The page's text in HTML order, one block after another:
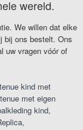
wereld.
We willen dat elke
bij ons bestelt. Ons
uw vragen vóór of
kind met
met eigen
kind